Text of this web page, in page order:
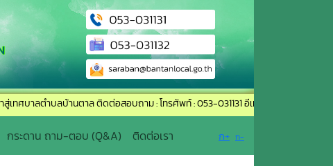
ำบลบ้านตาล ติดต่อสอบถาม : โทรศัพท์ : 053-031131 อีเมล์ :
กระดาน ถาม-ตอบ (Q&A) ติดต่อเรา ก+ ก-